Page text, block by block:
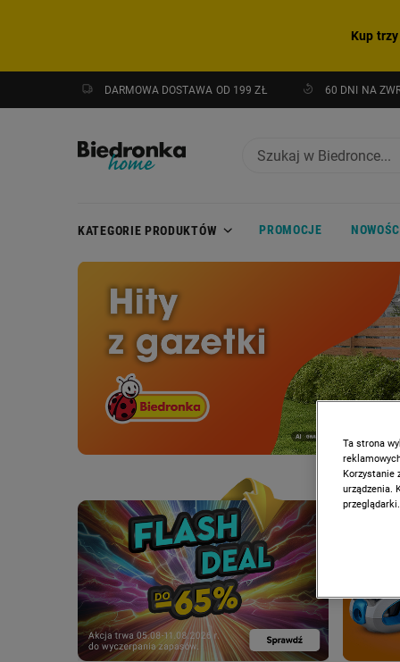
Kup
DARMOWA DOSTAWA OD 199 ZŁ 60 DNI NA
KATEGORIE PRODUKTÓW PROMOCJE
Ta strona
Korzystanie
urządzenia.
przeglądarki.